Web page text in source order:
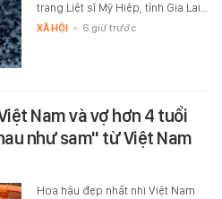
trang Liệt sĩ Mỹ Hiệp, tỉnh Gia Lai…
XÃ HỘI - 6 giờ trước
Nam và vợ hơn 4 tuổi
như sam" từ Việt Nam
Hoa hậu đẹp nhất nhì Việt Nam